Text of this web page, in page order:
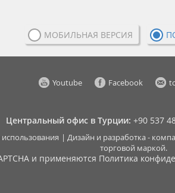
МОБИЛЬНАЯ ВЕРСИЯ
Youtube Facebook
Центральный офис в Турции +90 537
Дизайн и разработка -
торговой маркой.
и применяются Политика